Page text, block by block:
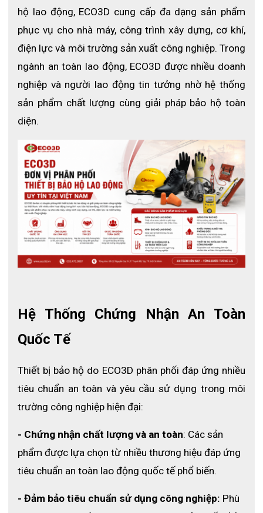
Mã sản phẩm : CTSS220THNS
Thương hiệu : Honeywell
Chất liệu : sợi HPPE
Màu sắc : trắng
Loại ống tay chống cắt
Cấp độ chống cắt : ANSI Cut Level 4
Chiều dài : 20 inches
Độ dày : 2ply
Bảo vệ cánh tay CTSS-2-20THNS được ứng dụng trong
nhiều ngành khác nhau như cơ khí, xây dựng, nông
an toàn cho cánh tay người lao động tránh khỏi các
nguy cơ gây hại.
hộ lao động, ECO3D cung cấp đa dạng sản phẩm
phục vụ cho nhà máy, công trình xây dựng, cơ khí,
điện lực và môi trường sản xuất công nghiệp. Trong
ngành an toàn lao động, ECO3D được nhiều doanh
nghiệp và người lao động tin tưởng nhờ hệ thống
sản phẩm chất lượng cùng giải pháp bảo hộ toàn
diện.
Hệ Thống Chứng Nhận An Toàn
Quốc Tế
Thiết bị bảo hộ do ECO3D phân phối đáp ứng nhiều
tiêu chuẩn an toàn và yêu cầu sử dụng trong môi
trường công nghiệp hiện đại:
- Chứng nhận chất lượng và an toàn: Các sản
phẩm được lựa chọn từ nhiều thương hiệu đáp ứng
tiêu chuẩn an toàn lao động quốc tế phổ biến.
- Đảm bảo tiêu chuẩn sử dụng công nghiệp: Phù